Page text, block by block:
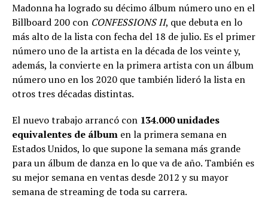
Madonna ha logrado su décimo álbum número uno en el
Billboard 200 con CONFESSIONS II, que debuta en lo
más alto de la lista con fecha del 18 de julio. Es el primer
número uno de la artista en la década de los veinte y,
además, la convierte en la primera artista con un álbum
número uno en los 2020 que también lideró la lista en
otros tres décadas distintas.
El nuevo trabajo arrancó con 134.000 unidades
equivalentes de álbum en la primera semana en
Estados Unidos, lo que supone la semana más grande
para un álbum de danza en lo que va de año. También es
su mejor semana en ventas desde 2012 y su mayor
semana de streaming de toda su carrera.